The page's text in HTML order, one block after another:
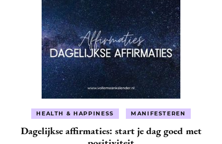
HEALTH & HAPPINESS MANIFESTEREN
Dagelijkse affirmaties: start je dag goed met